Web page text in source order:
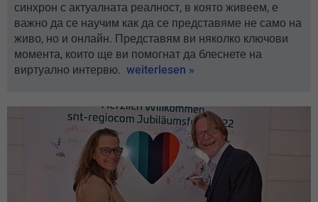
синхрон с актуалната реалност, в която живеем, е
важно да се научим как да се представяме не само на
живо, но и онлайн. Представям ви няколко ключови
момента, които ще ви помогнат да блеснете на
виртуално интервю. weiterlesen »